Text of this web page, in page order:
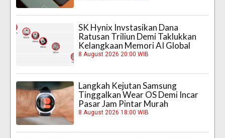
SK Hynix Invstasikan Dana
Ratusan Triliun Demi Taklukkan
Kelangkaan Memori AI Global
8 August 2026 20:00 WIB
Langkah Kejutan Samsung
Tinggalkan Wear OS Demi Incar
Pasar Jam Pintar Murah
8 August 2026 18:00 WIB